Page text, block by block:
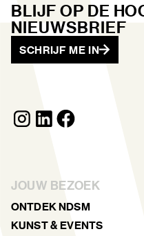
JOUW BEZOEK
ONTDEK NDSM
KUNST & EVENTS
BLIJF OP DE
NIEUWSBRIEF
SCHRIJF ME IN